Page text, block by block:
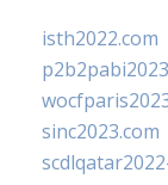
isth2022.com
sinc2023.com